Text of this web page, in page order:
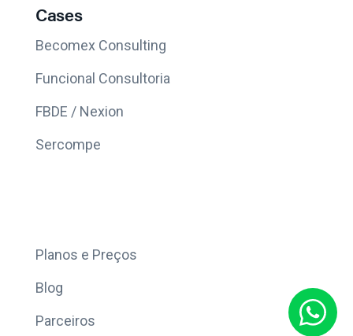
Cases
Becomex Consulting
Funcional Consultoria
FBDE / Nexion
Sercompe
Planos e Preços
Blog
Parceiros